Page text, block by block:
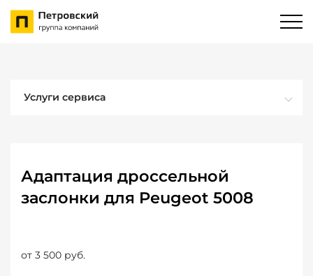
Услуги сервиса
Адаптация дроссельной
заслонки для Peugeot 5008
от 3 500 руб.